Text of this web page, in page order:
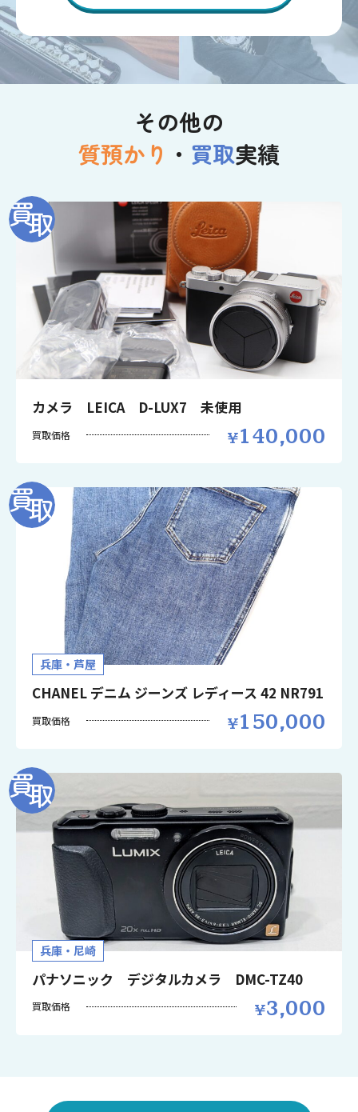
その他の
質預かり ・ 買取実績
カメラ LEICA D-LUX7 未使用
買取価格 140,000
兵庫・芦屋
CHANEL デニム ジーンズ レディース 42 NR791
買取価格 150,000
兵庫・尼崎
パナソニック デジタルカメラ DMC-TZ40
買取価格 3,000